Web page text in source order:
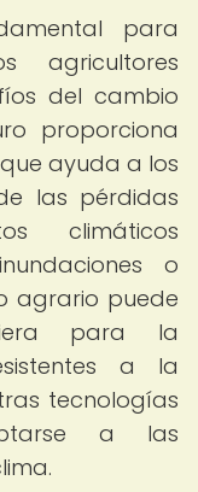
para
agricultores
del cambio
proporciona
ayuda a los
las pérdidas
climáticos
o
agrario puede
para la
a la
tecnologías
a las